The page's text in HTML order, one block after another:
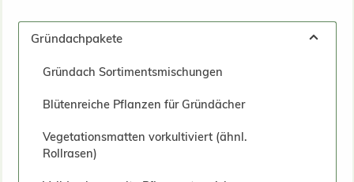
Gründachpakete
Gründach Sortimentsmischungen
Blütenreiche Pflanzen für Gründächer
Vegetationsmatten vorkultiviert (ähnl.
Rollrasen)